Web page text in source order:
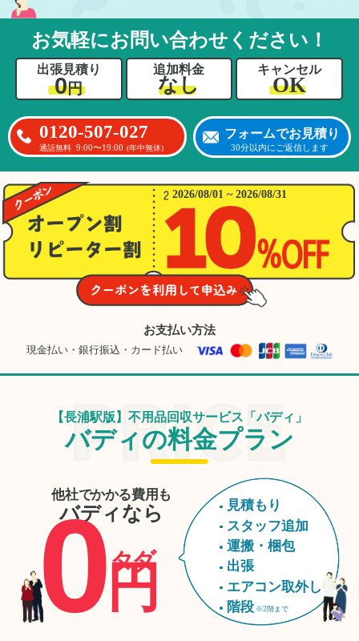
進めることができ、安心
できました。さらに、作
業終了後には部屋全体を
清掃していただき、まる
で新しい家のような清潔
ちらからお願いしなくて
も部屋を簡単に清掃して
いただけたのも好印象で
した。
サイクル可能なものにつ
いても教えていただき、
今後の片付けにも役立つ
知識が増えました。また
何かあれば、ぜひお願い
したいと思っています。
心のこもったサービスを
ありがとうございまし
た。
お気軽にお問い合わせください！
出張見積り
0円
追加料金
なし
キャンセル
OK
0120-507-027
通話無料 9:00〜19:00 (年中無休)
フォームでお見積り
30分以内にご返信します
2026/08/01 ~ 2026/08/31
お支払い方法
現金払い・銀行振込・カード払い
【長浦駅版】不用品回収サービス「バディ」
バディの料金プラン
他社でかかる費用も
バディなら
0円
タダ
見積もり
スタッフ追加
運搬・梱包
出張
エアコン取外し
階段 ※2階まで